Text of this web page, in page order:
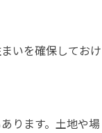
いを確保しておけ
ります。土地や場